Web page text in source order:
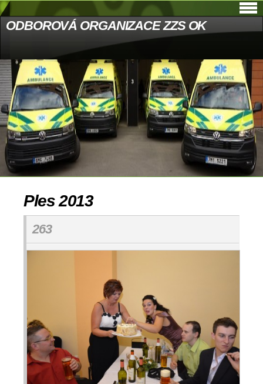
ODBOROVÁ ORGANIZACE ZZS OK
Ples 2013
263